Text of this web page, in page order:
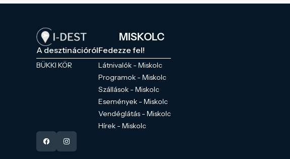
MISKOLC
A desztinációról
BÜKKI KÖR
Fedezze fel!
Látnivalók - Miskolc
Programok - Miskolc
Szállások - Miskolc
Események - Miskolc
Vendéglátás - Miskolc
Hírek - Miskolc